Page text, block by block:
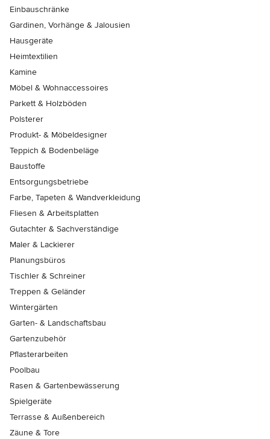
Einbauschränke
Gardinen, Vorhänge & Jalousien
Hausgeräte
Heimtextilien
Kamine
Möbel & Wohnaccessoires
Parkett & Holzböden
Polsterer
Produkt- & Möbeldesigner
Teppich & Bodenbeläge
Baustoffe
Entsorgungsbetriebe
Farbe, Tapeten & Wandverkleidung
Fliesen & Arbeitsplatten
Gutachter & Sachverständige
Maler & Lackierer
Planungsbüros
Tischler & Schreiner
Treppen & Geländer
Wintergärten
Garten- & Landschaftsbau
Gartenzubehör
Pflasterarbeiten
Poolbau
Rasen & Gartenbewässerung
Spielgeräte
Terrasse & Außenbereich
Zäune & Tore